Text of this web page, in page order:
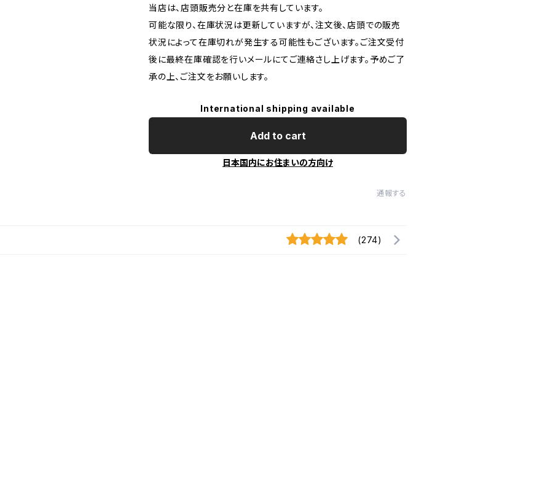
当店は、店頭販売分と在庫を共有しています。
可能な限り、在庫状況は更新していますが、注文後、店頭での販売
状況によって在庫切れが発生する可能性もございます。ご注文受付
後に最終在庫確認を行いメールにてご連絡さし上げます。予めご了
承の上、ご注文をお願いします。
International shipping available
Add to cart
日本国内にお住まいの方向け
通報する
(274)